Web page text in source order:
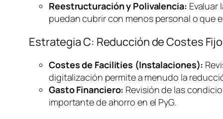
Reestructuración y Polivalencia: Evaluar
puedan cubrir con menos personal o que
Estrategia C: Reducción de Costes
Costes de Facilities (Instalaciones):
digitalización permite a menudo la
Gasto Financiero: Revisión de las
importante de ahorro en el PyG.